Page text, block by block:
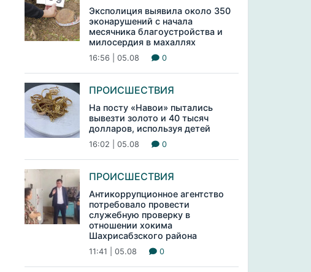
Эксполиция выявила около 350
эконарушений с начала
месячника благоустройства и
милосердия в махаллях
16:56 | 05.08 0
ПРОИСШЕСТВИЯ
На посту «Навои» пытались
вывезти золото и 40 тысяч
долларов, используя детей
16:02 | 05.08 0
ПРОИСШЕСТВИЯ
Антикоррупционное агентство
потребовало провести
служебную проверку в
отношении хокима
Шахрисабзского района
11:41 | 05.08 0